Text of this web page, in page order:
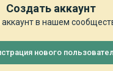
Создать аккаунт
в нашем
нового